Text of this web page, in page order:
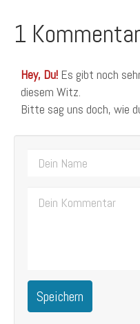
1 Kommentar
Hey, Du! Es gibt noch
diesem Witz.
Bitte sag uns doch, wie
Speichern